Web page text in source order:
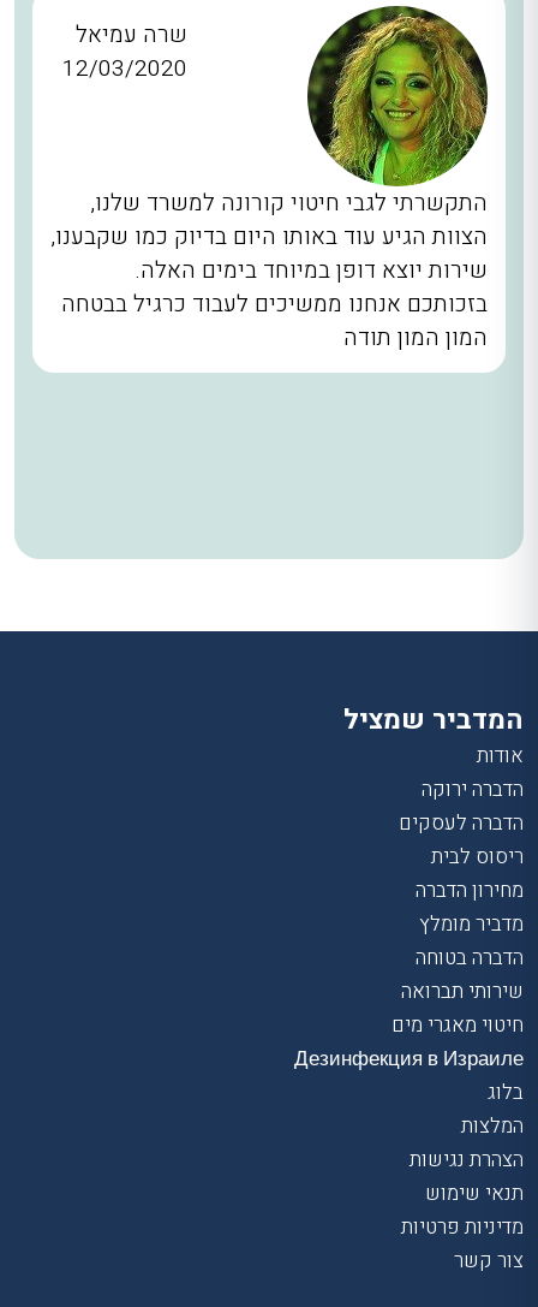
שרה עמיאל
12/03/2020
התקשרתי לגבי חיטוי קורונה למשרד שלנו,
הצוות הגיע עוד באותו היום בדיוק כמו שקבענו,
שירות יוצא דופן במיוחד בימים האלה.
בזכותכם אנחנו ממשיכים לעבוד כרגיל בבטחה
המון המון תודה
המדביר שמציל
אודות
הדברה ירוקה
הדברה לעסקים
ריסוס לבית
מחירון הדברה
מדביר מומלץ
הדברה בטוחה
שירותי תברואה
חיטוי מאגרי מים
Дезинфекция в Израиле
בלוג
המלצות
הצהרת נגישות
תנאי שימוש
מדיניות פרטיות
צור קשר